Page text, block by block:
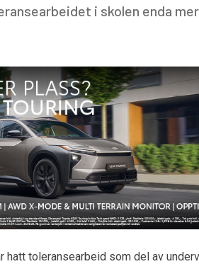
i skolen enda
hatt toleransearbeid som del av